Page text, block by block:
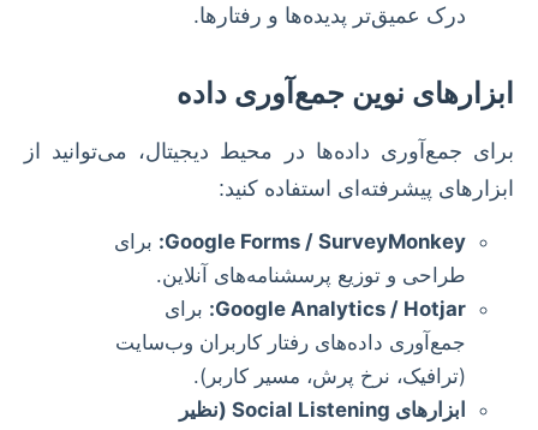
درک عمیق‌تر پدیده‌ها و رفتارها.
ابزارهای نوین جمع‌آوری داده
برای جمع‌آوری داده‌ها در محیط دیجیتال، می‌توانید از
ابزارهای پیشرفته‌ای استفاده کنید:
Google Forms / SurveyMonkey: برای
طراحی و توزیع پرسشنامه‌های آنلاین.
Google Analytics / Hotjar: برای
جمع‌آوری داده‌های رفتار کاربران وب‌سایت
(ترافیک، نرخ پرش، مسیر کاربر).
ابزارهای Social Listening (نظیر